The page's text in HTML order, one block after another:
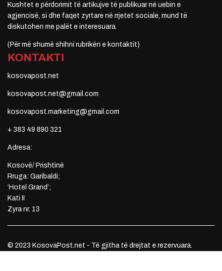
Kushtet e përdorimit të artikujve të publikuar në uebin e
agjencisë, si dhe faqet zyrtare në rrjetet sociale, mund të
diskutohen me palët e interesuara.
(Për më shumë shihni rubrikën e kontaktit)
KONTAKTI
kosovapost.net
kosovapost.net@gmail.com
kosovapost.marketing@gmail.com
+ 383 49 890 321
Adresa:
Kosovë/ Prishtinë
Rruga: Garibaldi;
‘Hotel Grand’;
Kati II
Zyra nr. 13
© 2023 KosovaPost.net - Të gjitha të drejtat e rezervuara.